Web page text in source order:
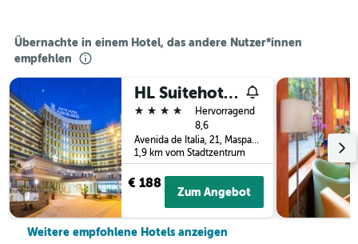
Übernachte in einem Hotel, das andere Nutzer*innen
empfehlen
HL Suitehotel Playa del Inglés
4 Sterne
Hervorragend
8,6
Avenida de Italia, 21, Maspalomas, Gran Canaria, Spanien
1,9 km vom Stadtzentrum
€ 188
Zum Angebot
Weitere empfohlene Hotels anzeigen